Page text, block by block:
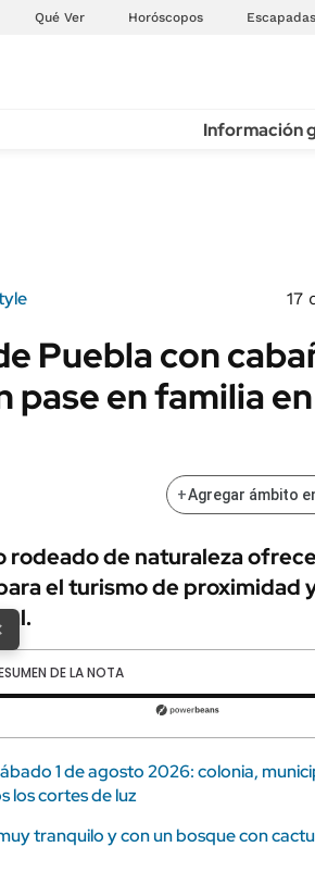
Qué Ver Horóscopos
Información
17
Puebla con
pase en familia
+Agregar ámbito
rodeado de naturaleza
el turismo de proximidad
DE LA NOTA
0 segundos
1 de agosto 2026: colonia,
los cortes de luz
tranquilo y con un bosque con